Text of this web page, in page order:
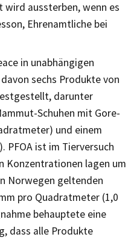
wird aussterben, wenn es
Ehrenamtliche bei
in unabhängigen
sechs Produkte von
darunter
Schuhen mit Gore-
und einem
PFOA ist im Tierversuch
Konzentrationen lagen um
Norwegen geltenden
pro Quadratmeter (1,0
behauptete eine
dass alle Produkte